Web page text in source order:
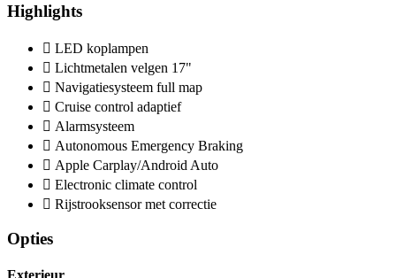
Highlights
LED koplampen
Lichtmetalen velgen 17"
Navigatiesysteem full map
Cruise control adaptief
Alarmsysteem
Autonomous Emergency Braking
Apple Carplay/Android Auto
Electronic climate control
Rijstrooksensor met correctie
Opties